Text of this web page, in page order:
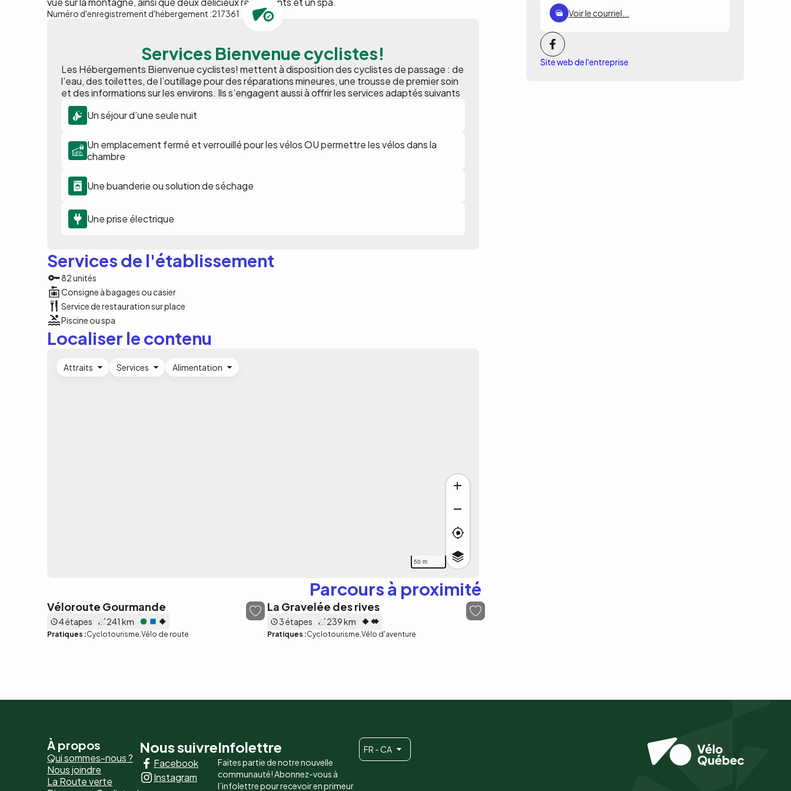
Numéro d'enregistrement d'hébergement :217361 Voir le courriel...
Site web de l'entreprise
Services Bienvenue cyclistes!
Les Hébergements Bienvenue cyclistes! mettent à disposition des cyclistes de passage : de
l’eau, des toilettes, de l’outillage pour des réparations mineures, une trousse de premier soin
et des informations sur les environs. Ils s’engagent aussi à offrir les services adaptés suivants
Un séjour d’une seule nuit
Un emplacement fermé et verrouillé pour les vélos OU permettre les vélos dans la
chambre
Une buanderie ou solution de séchage
Une prise électrique
Services de l'établissement
82 unités
Consigne à bagages ou casier
Service de restauration sur place
Piscine ou spa
Localiser le contenu
50 m
Attraits Services Alimentation
Parcours à proximité
Véloroute Gourmande
4 étapes 241 km
Pratiques :Cyclotourisme Vélo de route
La Gravelée des rives
3 étapes 239 km
Pratiques :Cyclotourisme Vélo d'aventure
Pied
de
À propos
Qui sommes-nous ?
Nous joindre
La Route verte
Nous suivre
Facebook
Instagram
Infolettre
Faites partie de notre nouvelle
communauté! Abonnez-vous à
l’infolettre pour recevoir en primeur
FR - CA